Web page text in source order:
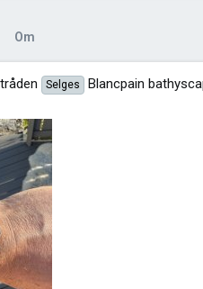
Om
Selges Blancpain